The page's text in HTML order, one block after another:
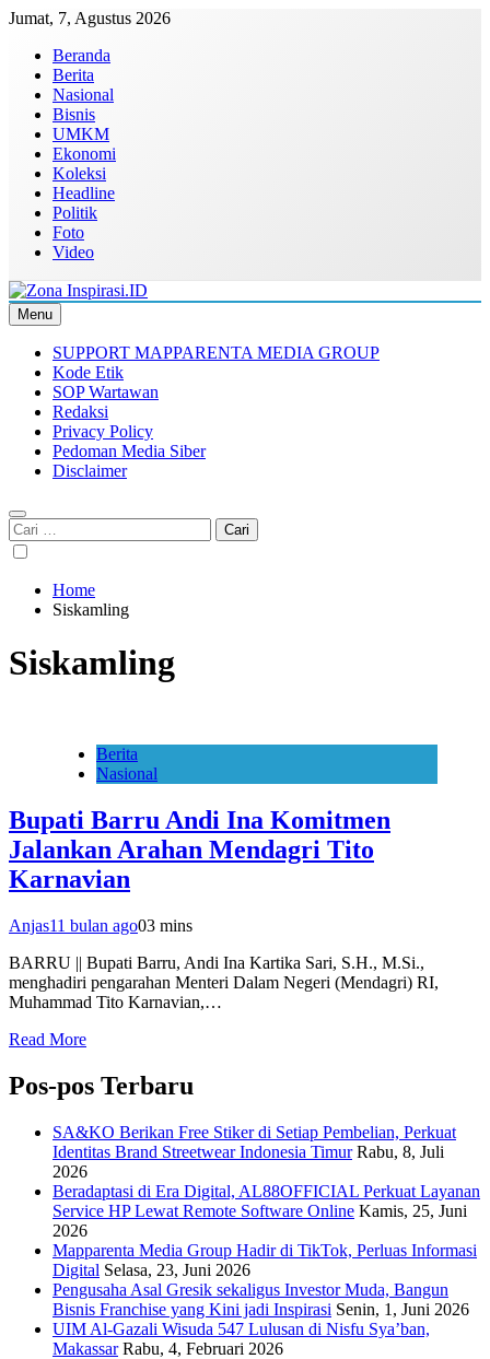
Skip
content
Jumat, 7, Agustus 2026
Beranda
Berita
Nasional
Bisnis
UMKM
Ekonomi
Koleksi
Headline
Politik
Foto
Video
Zona Inspirasi.ID
Bersama Membangun Semangat Baru
Menu
SUPPORT MAPPARENTA MEDIA GROUP
Kode Etik
SOP Wartawan
Redaksi
Privacy Policy
Pedoman Media Siber
Disclaimer
Cari
untuk:
Home
Siskamling
Siskamling
Berita
Nasional
Bupati Barru Andi Ina Komitmen
Jalankan Arahan Mendagri Tito
Karnavian
Anjas11 bulan ago03 mins
BARRU || Bupati Barru, Andi Ina Kartika Sari, S.H., M.Si.,
menghadiri pengarahan Menteri Dalam Negeri (Mendagri) RI,
Muhammad Tito Karnavian,…
Read More
Pos-pos Terbaru
SA&KO Berikan Free Stiker di Setiap Pembelian, Perkuat
Identitas Brand Streetwear Indonesia Timur Rabu, 8, Juli
2026
Beradaptasi di Era Digital, AL88OFFICIAL Perkuat Layanan
Service HP Lewat Remote Software Online Kamis, 25, Juni
2026
Mapparenta Media Group Hadir di TikTok, Perluas Informasi
Digital Selasa, 23, Juni 2026
Pengusaha Asal Gresik sekaligus Investor Muda, Bangun
Bisnis Franchise yang Kini jadi Inspirasi Senin, 1, Juni 2026
UIM Al-Gazali Wisuda 547 Lulusan di Nisfu Sya’ban,
Makassar Rabu, 4, Februari 2026